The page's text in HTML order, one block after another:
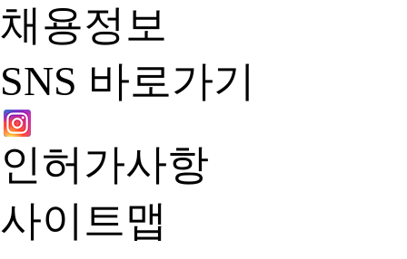
채용정보
SNS 바로가기
인허가사항
사이트맵